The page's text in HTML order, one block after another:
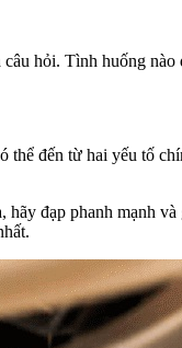
hỏi. Tình huống
thể đến từ hai yếu tố
đạp phanh mạnh